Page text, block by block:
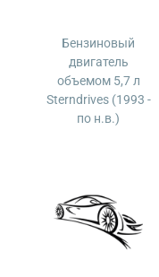
Бензиновый
двигатель
объемом 5,7 л
Sterndrives (1993 -
по н.в.)